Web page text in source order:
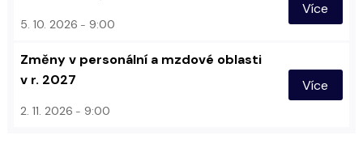
5. 10. 2026 9:00
Více
Změny v personální a mzdové oblasti
v r. 2027
2. 11. 2026 9:00
Více